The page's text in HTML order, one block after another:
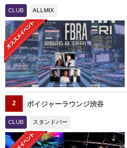
CLUB ALLMIX
2 ボイジャーラウンジ渋谷
CLUB スタンドバー